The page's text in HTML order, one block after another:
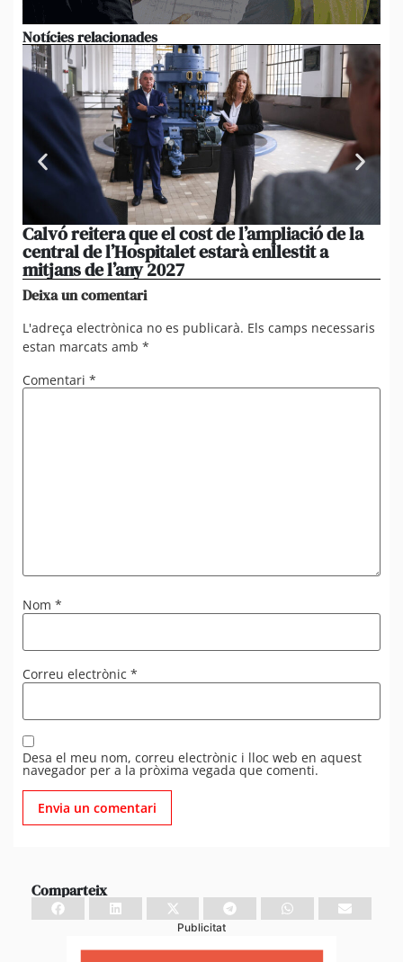
Notícies relacionades
Calvó reitera que el cost de l’ampliació de la
central de l’Hospitalet estarà enllestit a
mitjans de l’any 2027
Deixa un comentari
L'adreça electrònica no es publicarà. Els camps necessaris
estan marcats amb *
Comentari *
Nom *
Correu electrònic *
Desa el meu nom, correu electrònic i lloc web en aquest
navegador per a la pròxima vegada que comenti.
Comparteix
Publicitat